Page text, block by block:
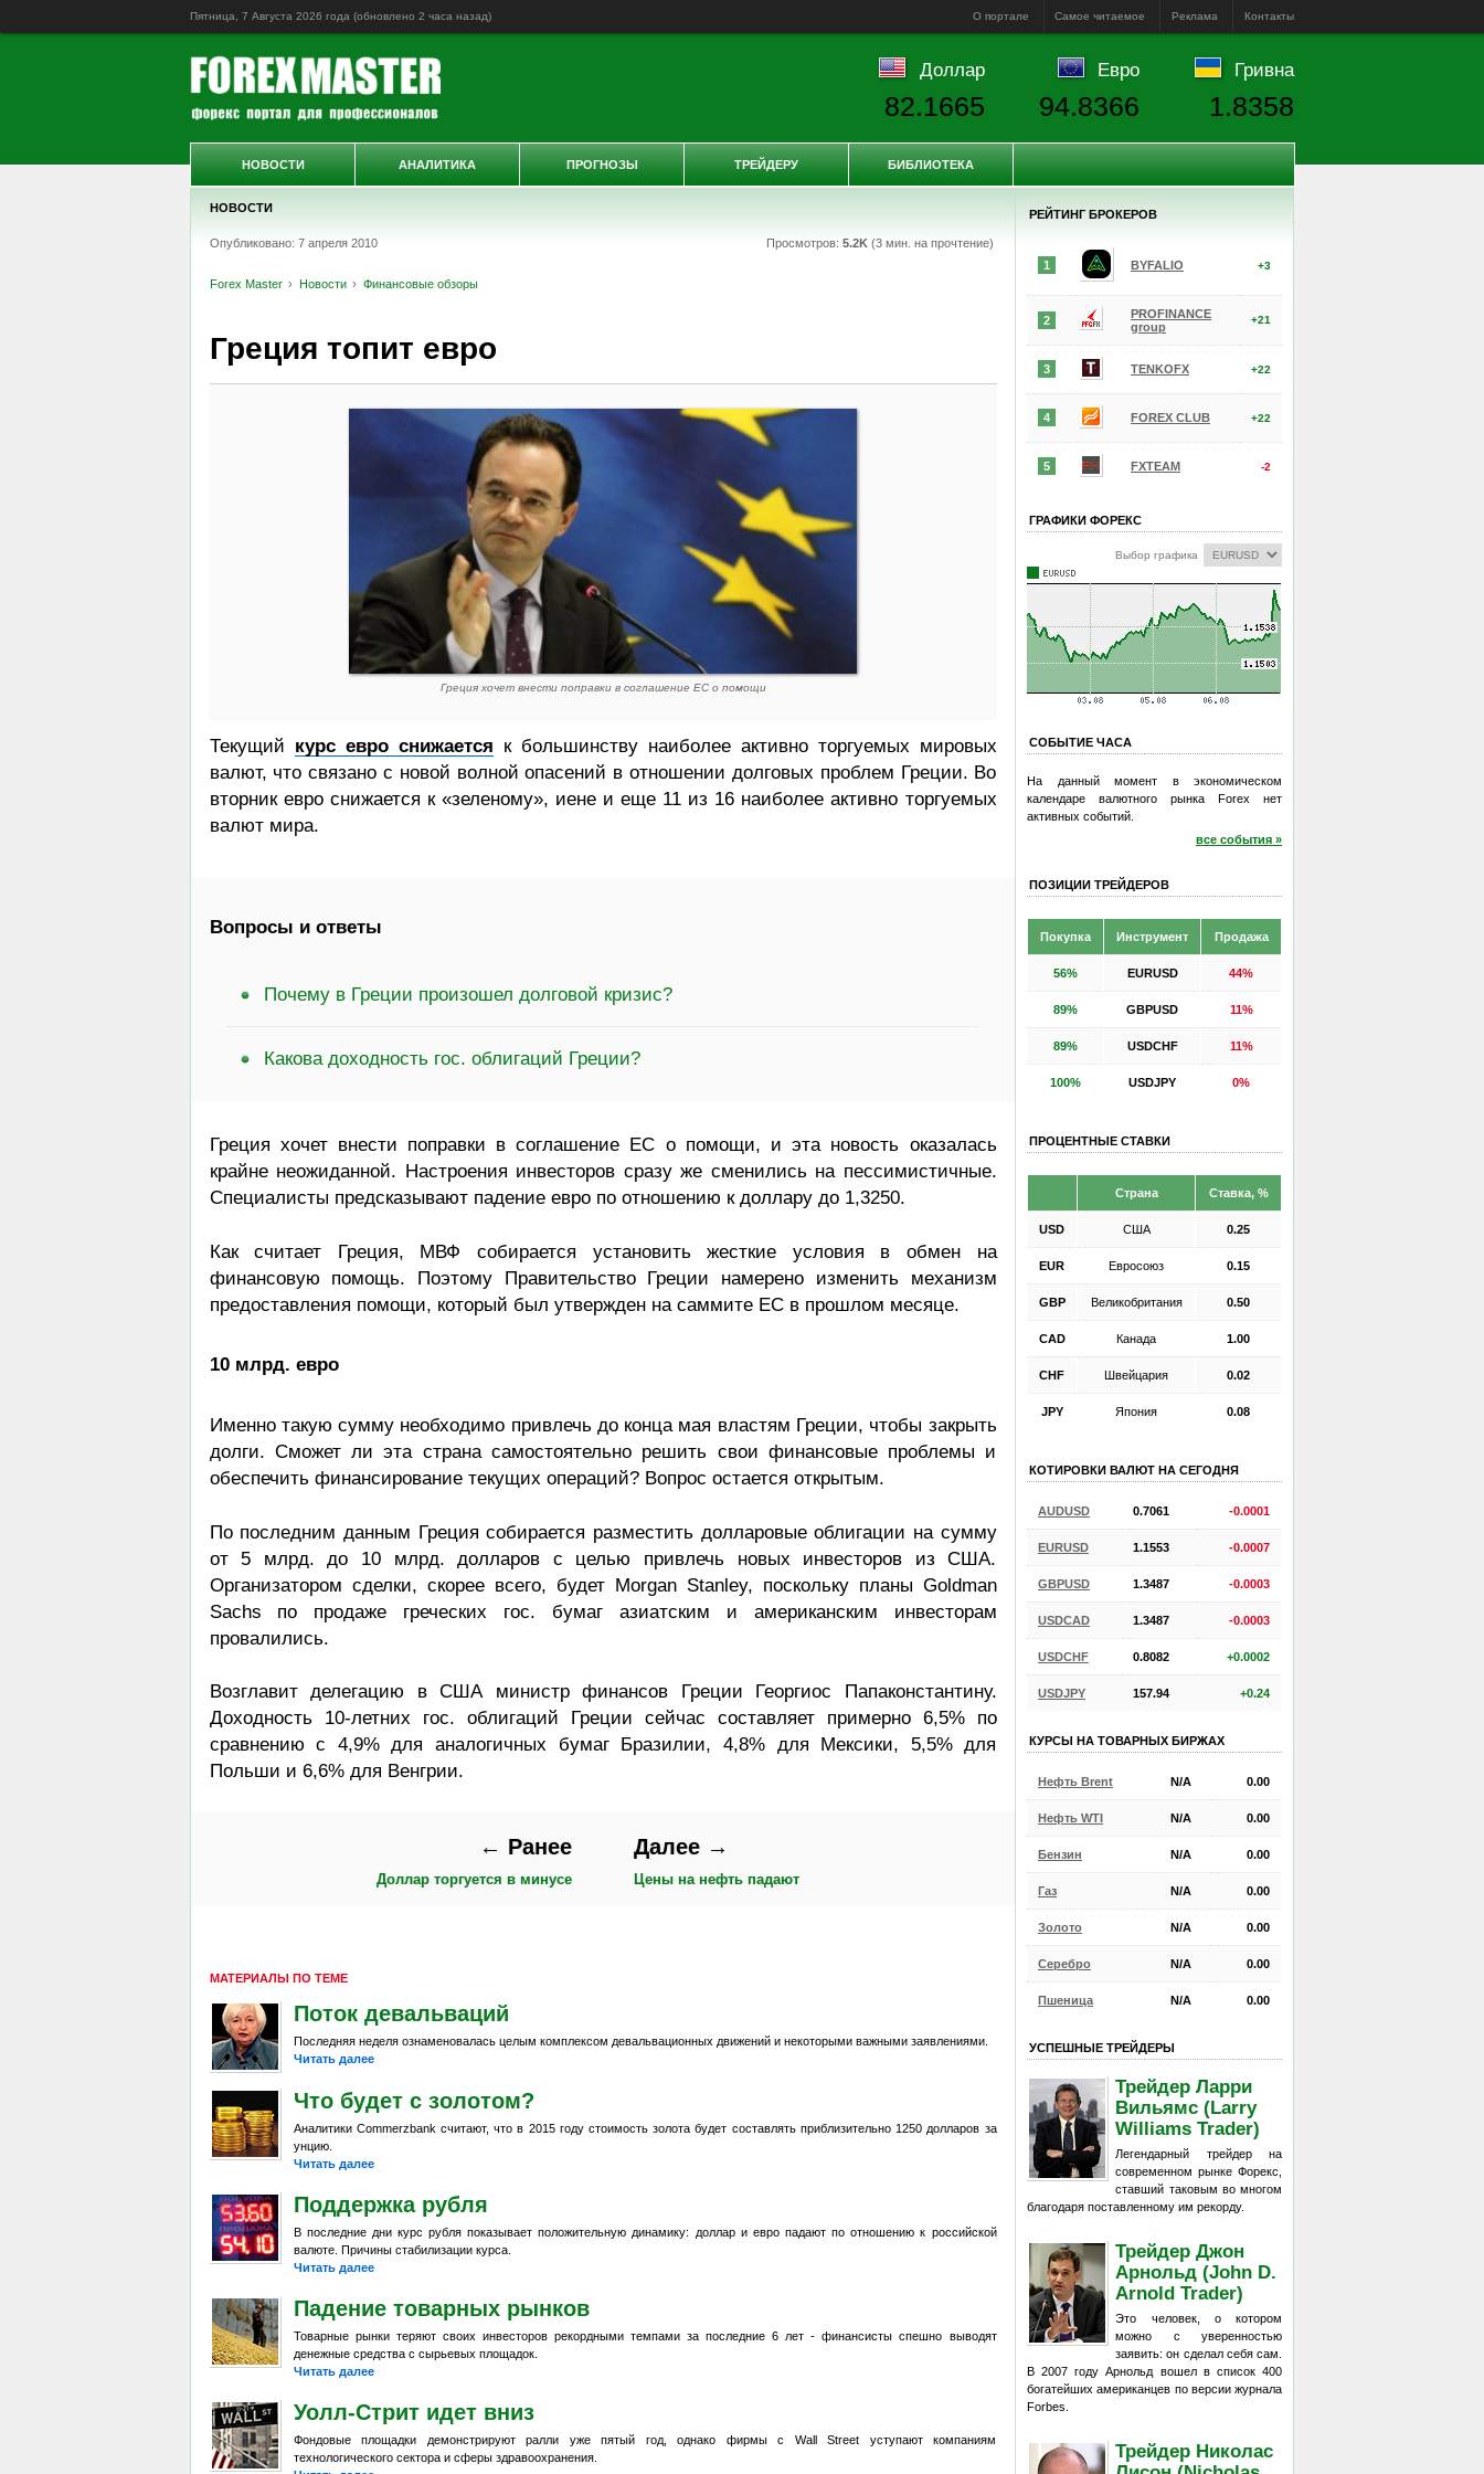
Пятница, 7 Августа 2026 года (обновлено 2 часа назад) О портале Самое читаемое Реклама Контакты
НОВОСТИ
Опубликовано: 7 апреля 2010 Просмотров: 5.2K(3 мин. на прочтение)
Forex Master Новости Финансовые обзоры
Греция топит евро
Греция хочет внести поправки в соглашение ЕС о помощи
Текущий курс евро снижается к большинству наиболее активно торгуемых мировых
валют, что связано с новой волной опасений в отношении долговых проблем Греции. Во
вторник евро снижается к «зеленому», иене и еще 11 из 16 наиболее активно торгуемых
валют мира.
Вопросы и ответы
Почему в Греции произошел долговой кризис?
Какова доходность гос. облигаций Греции?
Греция хочет внести поправки в соглашение ЕС о помощи, и эта новость оказалась
крайне неожиданной. Настроения инвесторов сразу же сменились на пессимистичные.
Специалисты предсказывают падение евро по отношению к доллару до 1,3250.
Как считает Греция, МВФ собирается установить жесткие условия в обмен на
финансовую помощь. Поэтому Правительство Греции намерено изменить механизм
предоставления помощи, который был утвержден на саммите ЕС в прошлом месяце.
10 млрд. евро
Именно такую сумму необходимо привлечь до конца мая властям Греции, чтобы закрыть
долги. Сможет ли эта страна самостоятельно решить свои финансовые проблемы и
обеспечить финансирование текущих операций? Вопрос остается открытым.
По последним данным Греция собирается разместить долларовые облигации на сумму
от 5 млрд. до 10 млрд. долларов с целью привлечь новых инвесторов из США.
Организатором сделки, скорее всего, будет Morgan Stanley, поскольку планы Goldman
Sachs по продаже греческих гос. бумаг азиатским и американским инвесторам
провалились.
Возглавит делегацию в США министр финансов Греции Георгиос Папаконстантину.
Доходность 10-летних гос. облигаций Греции сейчас составляет примерно 6,5% по
сравнению с 4,9% для аналогичных бумаг Бразилии, 4,8% для Мексики, 5,5% для
Польши и 6,6% для Венгрии.
← Ранее
Доллар торгуется в минусе
Далее →
Цены на нефть падают
МАТЕРИАЛЫ ПО ТЕМЕ
Поток девальваций
Последняя неделя ознаменовалась целым комплексом девальвационных движений и некоторыми важными заявлениями.
Читать далее
Что будет с золотом?
Аналитики Commerzbank считают, что в 2015 году стоимость золота будет составлять приблизительно 1250 долларов за
унцию.
Читать далее
Поддержка рубля
В последние дни курс рубля показывает положительную динамику: доллар и евро падают по отношению к российской
валюте. Причины стабилизации курса.
Читать далее
Падение товарных рынков
Товарные рынки теряют своих инвесторов рекордными темпами за последние 6 лет - финансисты спешно выводят
денежные средства с сырьевых площадок.
Читать далее
Уолл-Стрит идет вниз
Фондовые площадки демонстрируют ралли уже пятый год, однако фирмы с Wall Street уступают компаниям
технологического сектора и сферы здравоохранения.
РЕЙТИНГ БРОКЕРОВ
1 BYFALIO +3
2
PROFINANCE
group
+21
3 TENKOFX +22
4 FOREX CLUB +22
5 FXTEAM -2
ГРАФИКИ ФОРЕКС
Выбор графика
СОБЫТИЕ ЧАСА
На данный момент в экономическом
календаре валютного рынка Forex нет
активных событий.
все события »
ПОЗИЦИИ ТРЕЙДЕРОВ
Покупка Инструмент Продажа
56% EURUSD 44%
89% GBPUSD 11%
89% USDCHF 11%
100% USDJPY 0%
ПРОЦЕНТНЫЕ СТАВКИ
Страна Ставка, %
USD США 0.25
EUR Евросоюз 0.15
GBP Великобритания 0.50
CAD Канада 1.00
CHF Швейцария 0.02
JPY Япония 0.08
КОТИРОВКИ ВАЛЮТ НА СЕГОДНЯ
AUDUSD 0.7061 -0.0001
EURUSD 1.1553 -0.0007
GBPUSD 1.3487 -0.0003
USDCAD 1.3487 -0.0003
USDCHF 0.8082 +0.0002
USDJPY 157.94 +0.24
КУРСЫ НА ТОВАРНЫХ БИРЖАХ
Нефть Brent N/A 0.00
Нефть WTI N/A 0.00
Бензин N/A 0.00
Газ N/A 0.00
Золото N/A 0.00
Серебро N/A 0.00
Пшеница N/A 0.00
УСПЕШНЫЕ ТРЕЙДЕРЫ
Трейдер Ларри
Вильямс (Larry
Williams Trader)
Легендарный трейдер на
современном рынке Форекс,
ставший таковым во многом
благодаря поставленному им рекорду.
Трейдер Джон
Арнольд (John D.
Arnold Trader)
Это человек, о котором
можно с уверенностью
заявить: он сделал себя сам.
В 2007 году Арнольд вошел в список 400
богатейших американцев по версии журнала
Forbes.
Трейдер Николас
Доллар
82.1665
Евро
94.8366
Гривна
1.8358
НОВОСТИ АНАЛИТИКА ПРОГНОЗЫ ТРЕЙДЕРУ БИБЛИОТЕКА